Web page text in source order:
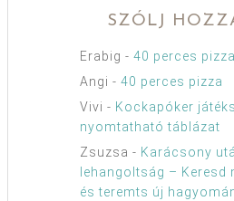
SZÓLJ
Erabig - 40 perces pizza
Angi - 40 perces pizza
Vivi - Kockapóker
nyomtatható táblázat
Zsuzsa - Karácsony
lehangoltság – Keresd
és teremts új